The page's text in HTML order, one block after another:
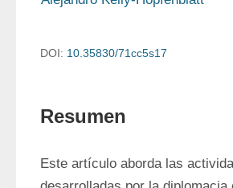
DOI: 10.35830/71cc5s17
Resumen
Este artículo aborda las